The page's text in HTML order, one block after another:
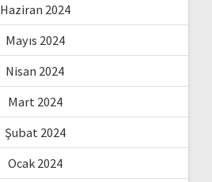
Haziran 2024
Mayıs 2024
Nisan 2024
Mart 2024
Şubat 2024
Ocak 2024